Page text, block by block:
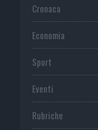
Cronaca
Economia
Sport
Eventi
Rubriche